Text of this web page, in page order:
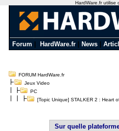
Forum HardWare.fr News
FORUM HardWare.fr
Jeux Video
PC
[Topic Unique] STALKER 2 : Heart
Sur quelle
HardWare.fr utilise